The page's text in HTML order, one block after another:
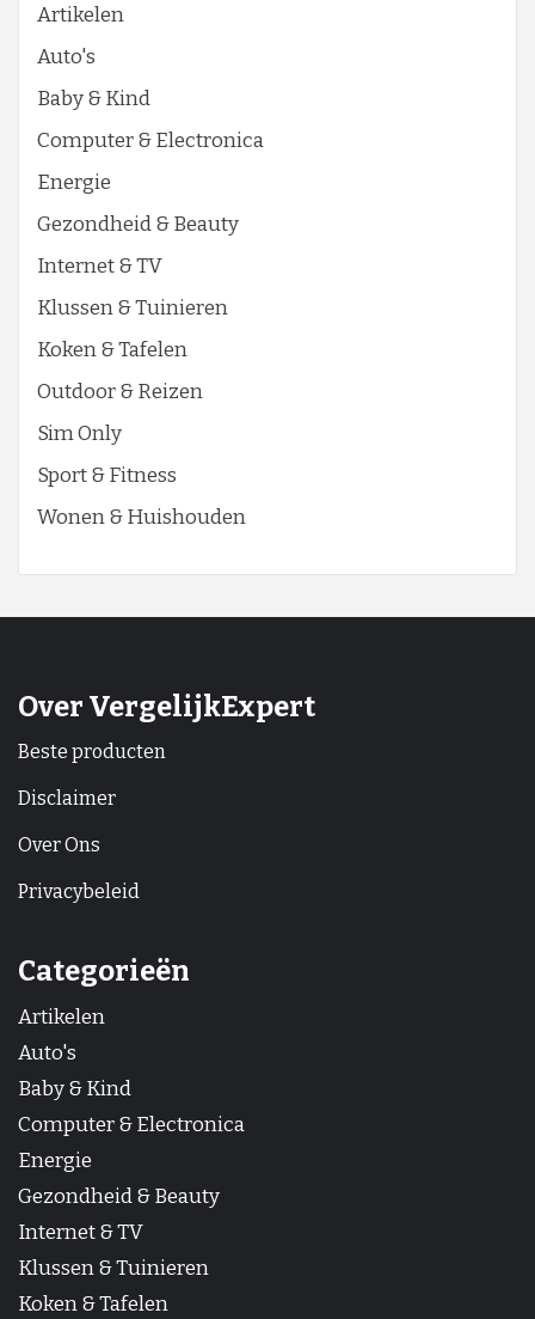
Artikelen
Auto's
Baby & Kind
Computer & Electronica
Energie
Gezondheid & Beauty
Internet & TV
Klussen & Tuinieren
Koken & Tafelen
Outdoor & Reizen
Sim Only
Sport & Fitness
Wonen & Huishouden
Over VergelijkExpert
Beste producten
Disclaimer
Over Ons
Privacybeleid
Categorieën
Artikelen
Auto's
Baby & Kind
Computer & Electronica
Energie
Gezondheid & Beauty
Internet & TV
Klussen & Tuinieren
Koken & Tafelen